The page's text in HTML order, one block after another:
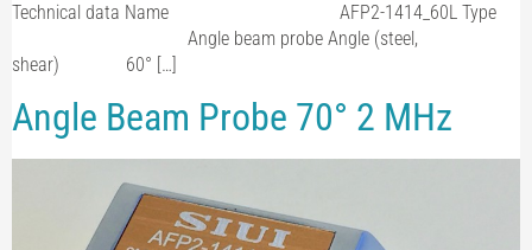
Technical data Name AFP2-1414_60L Type
Angle beam probe Angle (steel,
shear) 60° […]
Angle Beam Probe 70° 2 MHz